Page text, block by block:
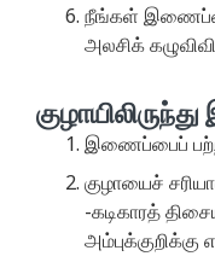
நீங்கள்
அலசிக்
இணைப்பைப்
குழாயைச்
-கடிகாரத்
அம்புக்குறிக்கு